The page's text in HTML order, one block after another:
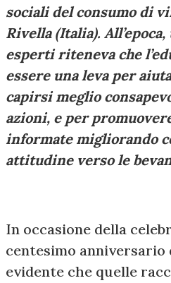
sociali del consumo di
Rivella (Italia).
esperti riteneva che
essere una leva per
capirsi meglio
azioni, e per
informate migliorando
attitudine verso le
In occasione della
centesimo anniversario
evidente che quelle